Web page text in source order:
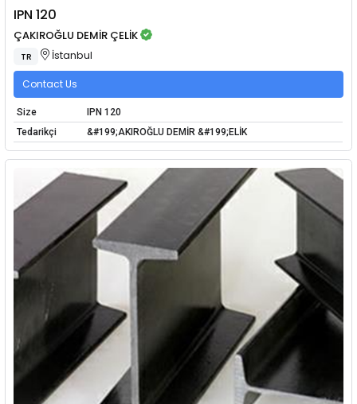
IPN 120
ÇAKIROĞLU DEMİR ÇELİK
TR İstanbul
Contact Us
Size
IPN 120
Tedarikçi
&#199;AKIROĞLU DEMİR &#199;ELİK